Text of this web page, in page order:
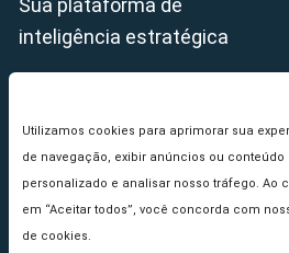
Utilizamos cookies para aprimorar sua
de navegação, exibir anúncios ou conteúdo
personalizado e analisar nosso tráfego. Ao
em “Aceitar todos”, você concorda com
de cookies.
Sua plataforma de
inteligência estratégica